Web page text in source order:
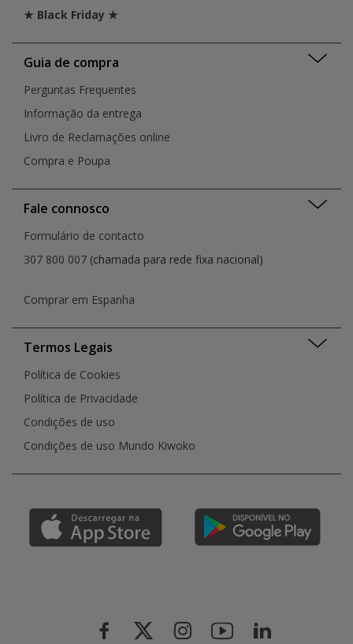
★ Black Friday ★
Guia de compra
Perguntas Frequentes
Informação da entrega
Livro de Reclamações online
Compra e Poupa
Fale connosco
Formulário de contacto
307 800 007 (chamada para rede fixa nacional)
Comprar em Espanha
Termos Legais
Política de Cookies
Política de Privacidade
Condições de uso
Condições de uso Mundo Kiwoko